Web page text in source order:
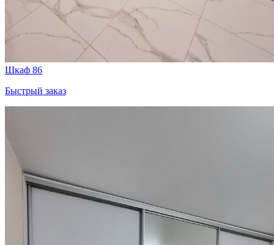
Шкаф 86
Быстрый заказ